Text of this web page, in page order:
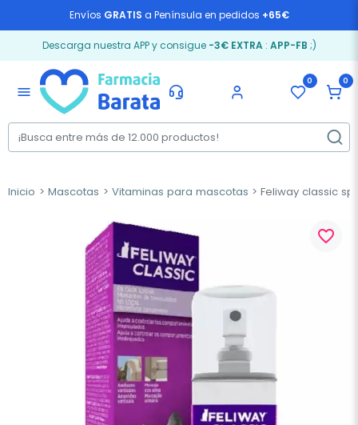
Envíos GRATIS a Península en pedidos +65€
Descarga nuestra APP y consigue -3€ EXTRA: APP-FB ;)
menu
0 0
Inicio Mascotas Vitaminas para mascotas Feliway classic
favorite_border